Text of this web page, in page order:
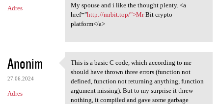
Adres
My spouse and i like the thought plenty. <a
href="http://mrbit.top/">MrBit crypto
platform</a>
Anonim
27.06.2024
Adres
This is a basic C code, which
This is a basic C code, which according to me
should have thrown three errors (function not
defined, function not returning anything, function
argument missing). But to my surprise it threw
nothing, it compiled and gave some garbage